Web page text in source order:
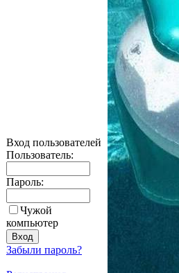
Вход пользователей
Пользователь:
Пароль:
Чужой
компьютер
Забыли пароль?